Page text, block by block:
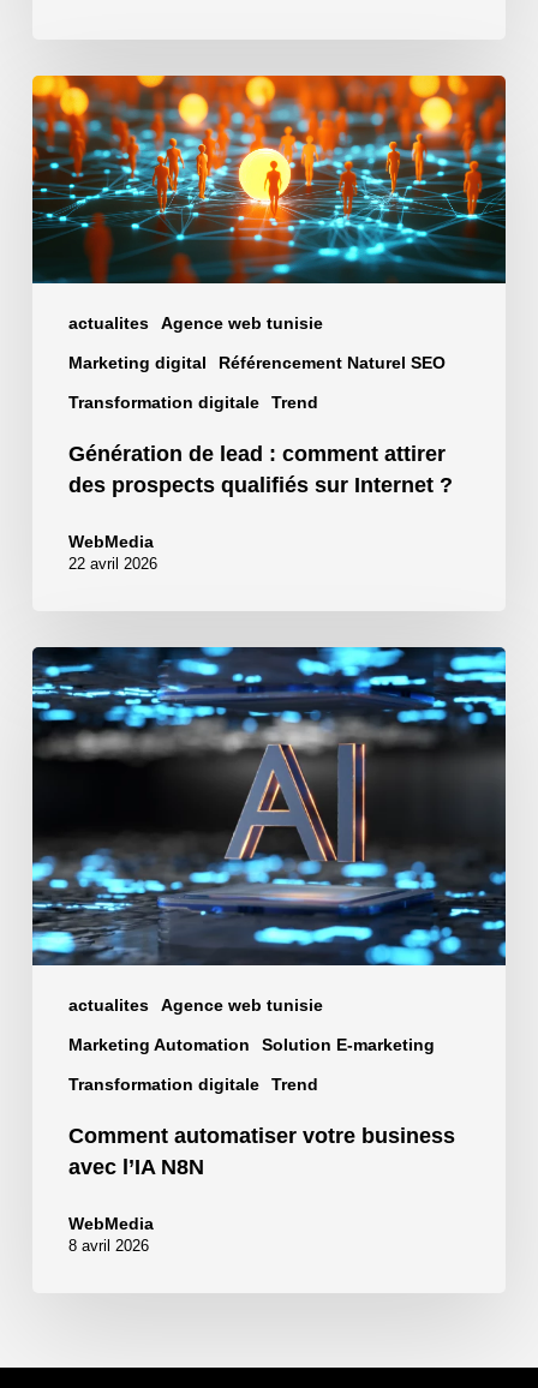
actualites Agence web tunisie
Marketing digital Référencement Naturel SEO
Transformation digitale Trend
Génération
de
lead
:
comment
attirer
des
Internet
Génération de lead : comment attirer
des prospects qualifiés sur Internet ?
WebMedia
22 avril 2026
actualites Agence web tunisie
Marketing Automation Solution E-marketing
Transformation digitale Trend
Comment
automatiser
votre
business
N8N
Comment automatiser votre business
avec l’IA N8N
WebMedia
8 avril 2026